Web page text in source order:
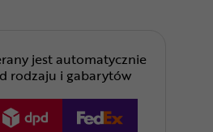
jest automatycznie
rodzaju i gabarytów